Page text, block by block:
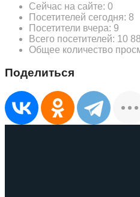
Сейчас на сайте: 0
Посетителей сегодня: 8
Посетители вчера: 9
Всего посетителей: 10
Общее количество
Поделиться